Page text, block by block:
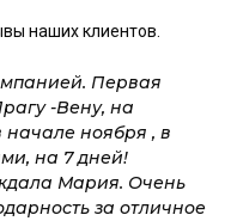
наших клиентов.
Первая
-Вену, на
начале ноября , в
на 7 дней!
Мария. Очень
за отличное